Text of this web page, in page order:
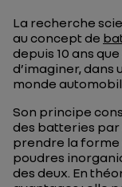
La recherche
au concept de
depuis 10 ans
d’imaginer, dans
monde
Son principe
des batteries
prendre la forme
poudres
des deux. En